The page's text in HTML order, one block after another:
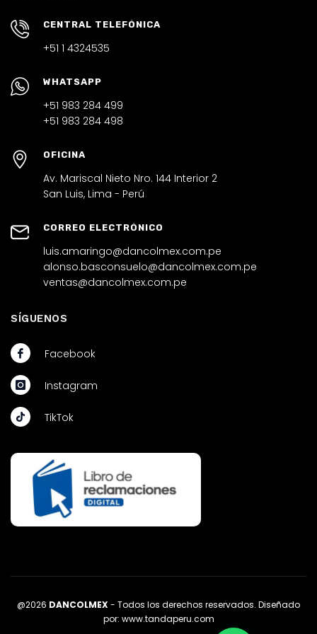
CENTRAL TELEFÓNICA
+51 1 4324535
WHATSAPP
+51 983 284 499
+51 983 284 498
OFICINA
Av. Mariscal Nieto Nro. 144 Interior 2
San Luis, Lima - Perú
CORREO ELECTRÓNICO
luis.amaringo@dancolmex.com.pe
alonso.basconsuelo@dancolmex.com.pe
ventas@dancolmex.com.pe
SÍGUENOS
Facebook
Instagram
TikTok
@2026 DANCOLMEX - Todos los derechos reservados. Diseñado
por: www.tandaperu.com